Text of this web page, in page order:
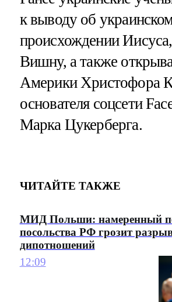
к выводу об
происхождении
Вишну, а также
Америки Христофора
основателя соцсети
Марка Цукерберга.
ЧИТАЙТЕ ТАКЖЕ
МИД Польши: намеренный
посольства РФ грозит
дипотношений
12:09